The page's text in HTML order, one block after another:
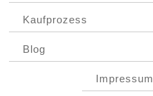
Kaufprozess
Blog
Impressum